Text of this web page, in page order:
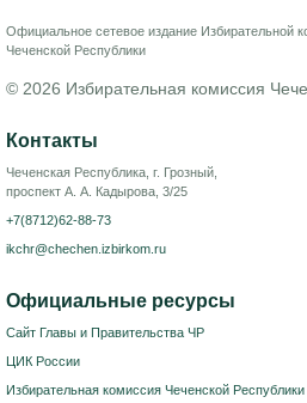
Официальное сетевое издание Избирательной
Чеченской Республики
© 2026 Избирательная комиссия
Контакты
Чеченская Республика, г. Грозный,
проспект А. А. Кадырова, 3/25
+7(8712)62-88-73
ikchr@chechen.izbirkom.ru
Официальные ресурсы
Сайт Главы и Правительства ЧР
ЦИК России
Избирательная комиссия Чеченской Республики